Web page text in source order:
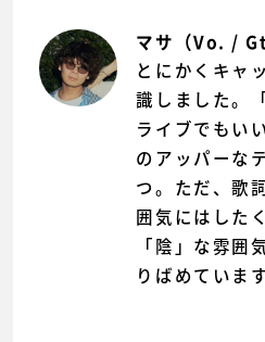
マサ（Vo. /
とにかくキャ
識しました。
ライブでもい
のアッパーな
つ。ただ、歌
囲気にはした
「陰」な雰囲
りばめています